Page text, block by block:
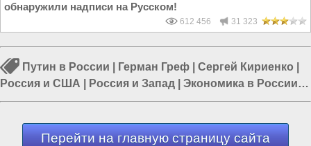
обнаружили надписи на Русском!
612 456 31 323
Путин в России Герман Греф Сергей Кириенко
Россия и США
Россия и Запад Экономика в России|
Власть в РФ
Перейти на главную страницу сайта